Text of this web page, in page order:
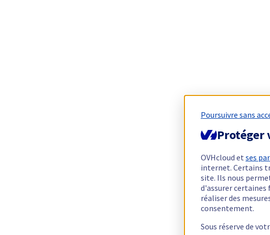
Poursuivre sans
Protéger
OVHcloud et ses
internet. Certains
site. Ils nous
d'assurer
réaliser des
consentement.
Sous réserve de